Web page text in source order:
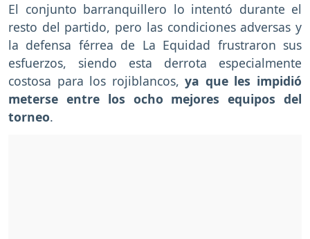
El conjunto barranquillero lo intentó durante el
resto del partido, pero las condiciones adversas y
la defensa férrea de La Equidad frustraron sus
esfuerzos, siendo esta derrota especialmente
costosa para los rojiblancos,ya que les impidió
meterse entre los ocho mejores equipos del
torneo.